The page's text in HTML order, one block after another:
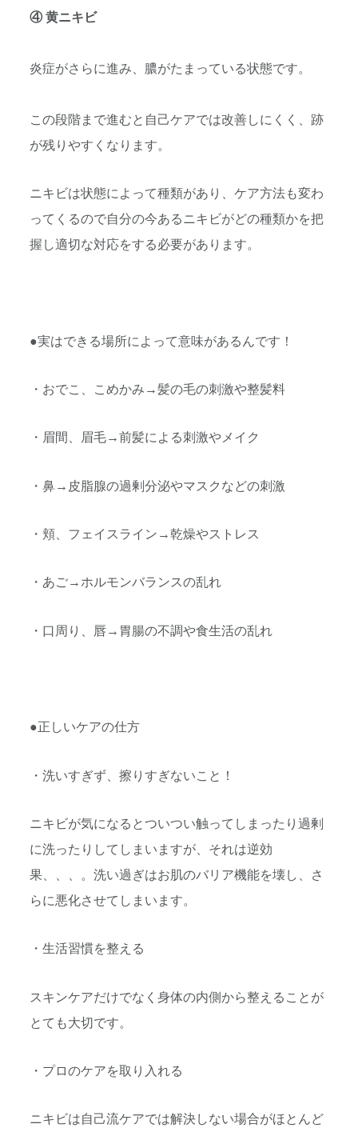
④ 黄ニキビ
炎症がさらに進み、膿がたまっている状態です。
この段階まで進むと自己ケアでは改善しにくく、跡
が残りやすくなります。
ニキビは状態によって種類があり、ケア方法も変わ
ってくるので自分の今あるニキビがどの種類かを把
握し適切な対応をする必要があります。
●実はできる場所によって意味があるんです！
・おでこ、こめかみ→髪の毛の刺激や整髪料
・眉間、眉毛→前髪による刺激やメイク
・鼻→皮脂腺の過剰分泌やマスクなどの刺激
・頬、フェイスライン→乾燥やストレス
・あご→ホルモンバランスの乱れ
・口周り、唇→胃腸の不調や食生活の乱れ
●正しいケアの仕方
・洗いすぎず、擦りすぎないこと！
ニキビが気になるとついつい触ってしまったり過剰
に洗ったりしてしまいますが、それは逆効
果、、、。洗い過ぎはお肌のバリア機能を壊し、さ
らに悪化させてしまいます。
・生活習慣を整える
スキンケアだけでなく身体の内側から整えることが
とても大切です。
・プロのケアを取り入れる
ニキビは自己流ケアでは解決しない場合がほとんど